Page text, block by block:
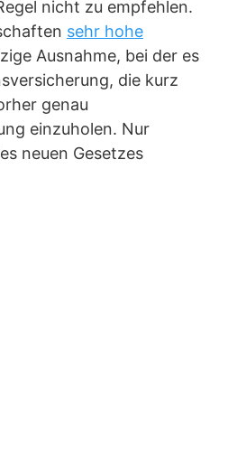
nicht zu empfehlen.
sehr hohe
Ausnahme, bei der es
die kurz
genau
einzuholen. Nur
neuen Gesetzes